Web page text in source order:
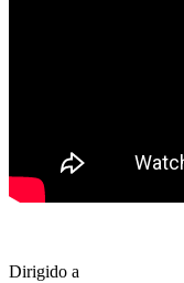
Dirigido a